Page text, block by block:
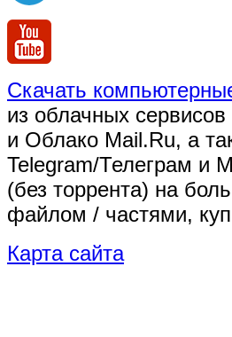
Скачать
из облачных
и Облако Mail.Ru, а
Telegram/Телеграм и
(без торрента) на
файлом / частями,
Карта сайта